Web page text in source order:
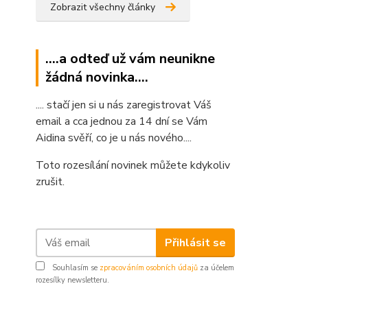
Zobrazit všechny články
....a odteď už vám neunikne
žádná novinka....
.... stačí jen si u nás zaregistrovat Váš
email a cca jednou za 14 dní se Vám
Aidina svěří, co je u nás nového....
Toto rozesílání novinek můžete kdykoliv
zrušit.
Přihlásit se
Souhlasím se zpracováním osobních údajů za účelem
rozesílky newsletteru.